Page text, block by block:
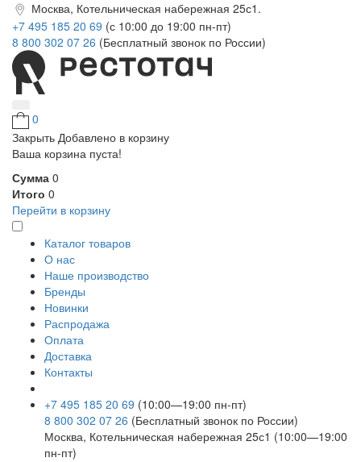
Москва, Котельническая набережная 25с1.
+7 495 185 20 69 (с 10:00 до 19:00 пн-пт)
8 800 302 07 26 (Бесплатный звонок по России)
0
Закрыть Добавлено в корзину
Ваша корзина пуста!
Сумма 0
Итого 0
Перейти в корзину
Каталог товаров
О нас
Наше производство
Бренды
Новинки
Распродажа
Оплата
Доставка
Контакты
+7 495 185 20 69 (10:00—19:00 пн-пт)
8 800 302 07 26 (Бесплатный звонок по России)
Москва, Котельническая набережная 25с1 (10:00—19:00
пн-пт)